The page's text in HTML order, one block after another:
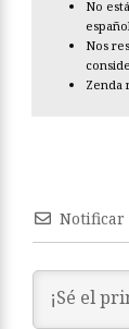
No
Nos
Zenda
Notificar